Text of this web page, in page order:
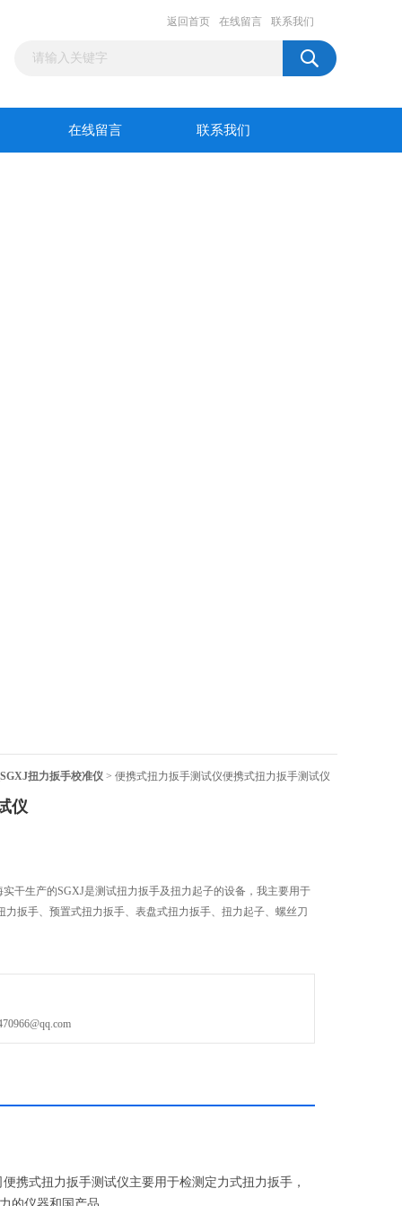
返回首页 在线留言 联系我们
在线留言 联系我们
扭力扳手校准仪 > 便携式扭力扳手测试仪便携式扭力扳手测试仪
仪
干生产的SGXJ是测试扭力扳手及扭力起子的设备，我主要用于
力扳手、预置式扭力扳手、表盘式扭力扳手、扭力起子、螺丝刀
携式扭力扳手测试仪主要用于检测定力式扭力扳手，